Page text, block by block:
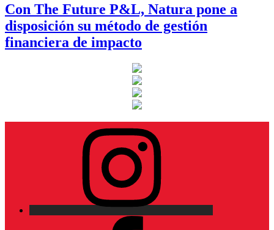
Con The Future P&L, Natura pone a
disposición su método de gestión
financiera de impacto